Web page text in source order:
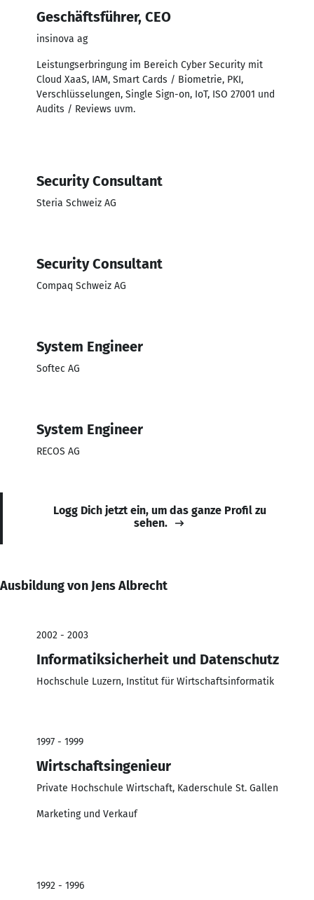
Geschäftsführer, CEO
insinova ag
Leistungserbringung im Bereich Cyber Security mit
Cloud XaaS, IAM, Smart Cards / Biometrie, PKI,
Verschlüsselungen, Single Sign-on, IoT, ISO 27001 und
Audits / Reviews uvm.
Security Consultant
Steria Schweiz AG
Security Consultant
Compaq Schweiz AG
System Engineer
Softec AG
System Engineer
RECOS AG
Logg Dich jetzt ein, um das ganze Profil zu
sehen.
Ausbildung von Jens Albrecht
2002 - 2003
Informatiksicherheit und Datenschutz
Hochschule Luzern, Institut für Wirtschaftsinformatik
1997 - 1999
Wirtschaftsingenieur
Private Hochschule Wirtschaft, Kaderschule St. Gallen
Marketing und Verkauf
1992 - 1996